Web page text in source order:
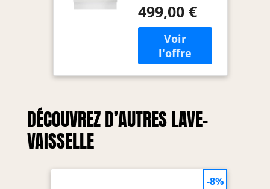
MaxiFlex, 60
cm, classe
énergétique C
DISHWASHER
Marque: Electrolux
499,00 €
DÉCOUVREZ D’AUTRES LAVE-
VAISSELLE
-8%